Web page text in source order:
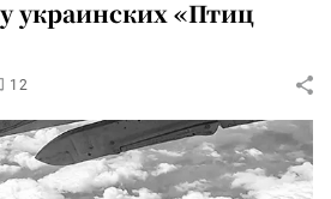
украинских «Птиц
12